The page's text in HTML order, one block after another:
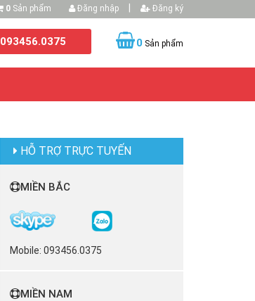
0 Sản phẩm Đăng nhập Đăng ký
093456.0375 0 Sản phẩm
HỖ TRỢ TRỰC TUYẾN
MIỀN BẮC
Mobile: 093456.0375
MIỀN NAM